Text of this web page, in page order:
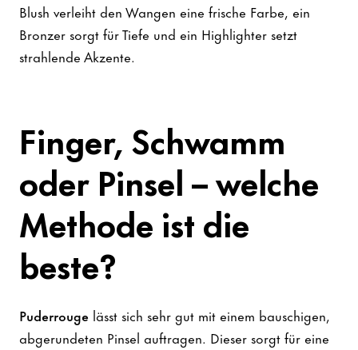
Blush verleiht den Wangen eine frische Farbe, ein
Bronzer sorgt für Tiefe und ein Highlighter setzt
strahlende Akzente.
Finger, Schwamm
oder Pinsel – welche
Methode ist die
beste?
Puderrouge lässt sich sehr gut mit einem bauschigen,
abgerundeten Pinsel auftragen. Dieser sorgt für eine